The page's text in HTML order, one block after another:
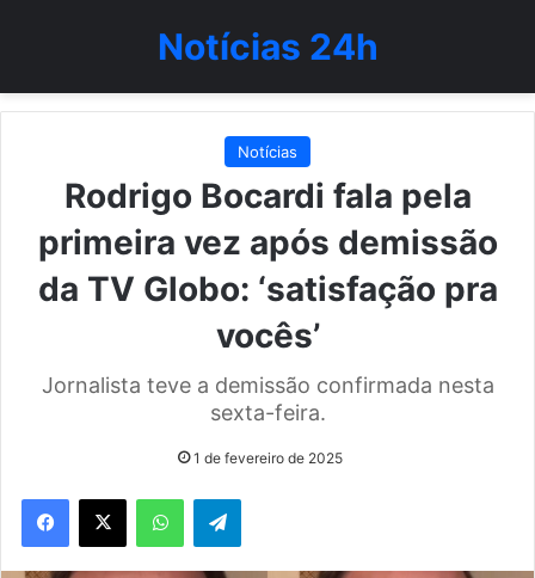
Notícias 24h
Notícias
Rodrigo Bocardi fala pela
primeira vez após demissão
da TV Globo: ‘satisfação pra
vocês’
Jornalista teve a demissão confirmada nesta
sexta-feira.
1 de fevereiro de 2025
WhatsAppTelegram